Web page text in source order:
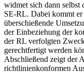
widmet sich dann selbst
SE-RL. Dabei kommt er
überschießende
der Einbeziehung der
der RL verfolgten
gerechtfertigt werden
Abschließend zeigt der
richtlinienkonformen